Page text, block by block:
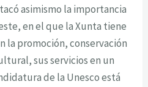
asimismo la importancia
en el que la Xunta tiene
la promoción, conservación
sus servicios en un
de la Unesco está